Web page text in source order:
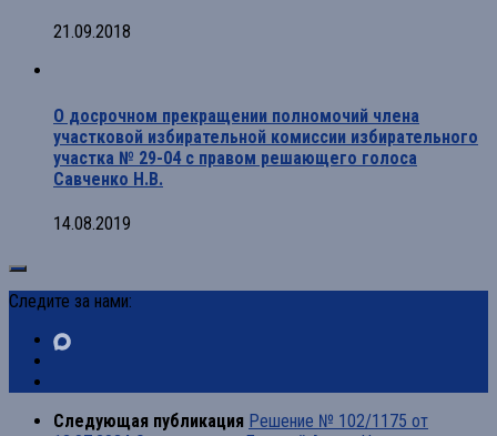
21.09.2018
О досрочном прекращении полномочий члена
участковой избирательной комиссии избирательного
участка № 29-04 с правом решающего голоса
Савченко Н.В.
14.08.2019
Следите за нами:
Следующая публикация Решение № 102/1175 от